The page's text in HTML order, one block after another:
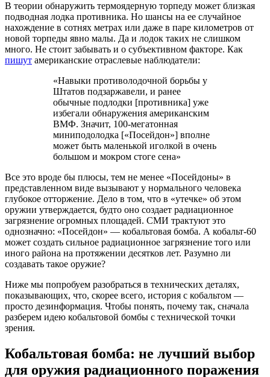
В теории обнаружить термоядерную торпеду может близкая
подводная лодка противника. Но шансы на ее случайное
нахождение в сотнях метрах или даже в паре километров от
новой торпеды явно малы. Да и лодок таких не слишком
много. Не стоит забывать и о субъективном факторе. Как
пишут американские отраслевые наблюдатели:
«Навыки противолодочной борьбы у
Штатов подзаржавели, и ранее
обычные подлодки [противника] уже
избегали обнаружения американским
ВМФ. Значит, 100-мегатонная
миниподолодка [«Посейдон»] вполне
может быть маленькой иголкой в очень
большом и мокром стоге сена»
Все это вроде бы плюсы, тем не менее «Посейдоны» в
представленном виде вызывают у нормального человека
глубокое отторжение. Дело в том, что в «утечке» об этом
оружии утверждается, будто оно создает радиационное
загрязнение огромных площадей. СМИ трактуют это
однозначно: «Посейдон» — кобальтовая бомба. А кобальт-60
может создать сильное радиационное загрязнение того или
иного района на протяжении десятков лет. Разумно ли
создавать такое оружие?
Ниже мы попробуем разобраться в технических деталях,
показывающих, что, скорее всего, история с кобальтом —
просто дезинформация. Чтобы понять, почему так, сначала
разберем идею кобальтовой бомбы с технической точки
зрения.
Кобальтовая бомба: не лучший выбор
для оружия радиационного поражения